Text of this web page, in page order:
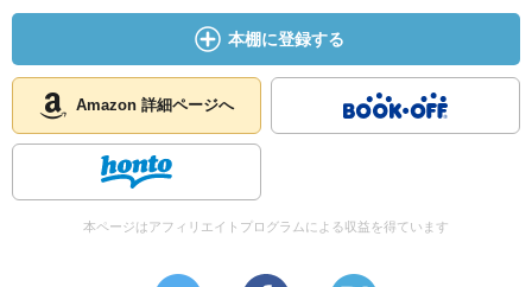
本棚に登録する
Amazon 詳細ページへ
本ページはアフィリエイトプログラムによる収益を得ています